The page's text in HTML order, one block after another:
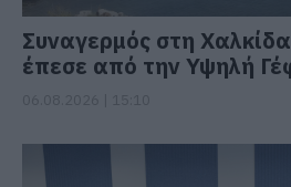
Συναγερμός στη
έπεσε από την Υψηλή